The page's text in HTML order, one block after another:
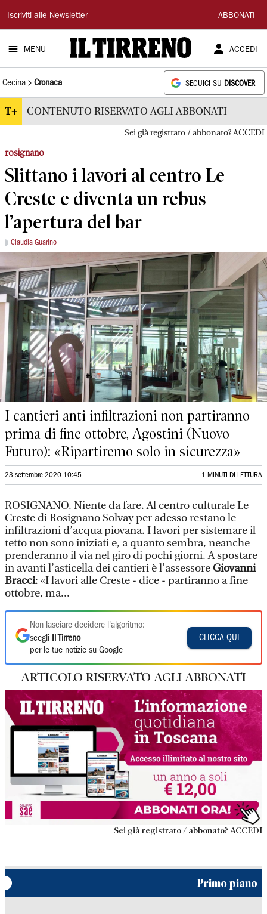
Il
Tirreno
Iscriviti alle Newsletter ABBONATI
MENU ACCEDI
Cecina Cronaca SEGUICI SU DISCOVER
T+ CONTENUTO RISERVATO AGLI ABBONATI
Sei già registrato / abbonato? ACCEDI
rosignano
Slittano i lavori al centro Le
Creste e diventa un rebus
l’apertura del bar
Claudia Guarino
I cantieri anti infiltrazioni non partiranno
prima di fine ottobre, Agostini (Nuovo
Futuro): «Ripartiremo solo in sicurezza»
23 settembre 2020 10:45 1 MINUTI DI LETTURA
ROSIGNANO. Niente da fare. Al centro culturale Le
Creste di Rosignano Solvay per adesso restano le
infiltrazioni d’acqua piovana. I lavori per sistemare il
tetto non sono iniziati e, a quanto sembra, neanche
prenderanno il via nel giro di pochi giorni. A spostare
in avanti l’asticella dei cantieri è l’assessoreGiovanni
Bracci: «I lavori alle Creste - dice - partiranno a fine
ottobre, ma...
Non lasciare decidere l'algoritmo:
scegli
Il Tirreno
per le tue notizie su Google
CLICCA QUI
ARTICOLO RISERVATO AGLI ABBONATI
Sei già registrato / abbonato? ACCEDI
Primo piano